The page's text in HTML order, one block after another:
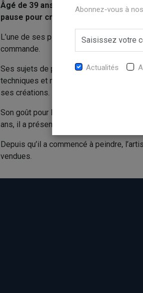
Âgé de 39 ans, l’artiste peintre
pause pour créer de nouveau.
L’une de ses plus récentes œuvres est
commande.
Ses sujets de prédilections sont les
techniques et médiums, notamment la
ses créations.
Son goût pour les arts visuels remonte à
ans, il a présenté sa première
Depuis qu’il a commencé à peindre,
vendues.
Abonnez-vous à
Actualités